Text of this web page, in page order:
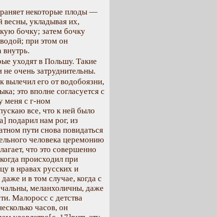
некоторые плоды —
укладывая их,
бочку; затем бочку
при этом он
внутрь.
уходят в Польшу. Такие
очень затруднительны.
вылечил его от водобоязни,
это вполне согласуется с
меня с г-ном
все, что к ней было
подарил нам рог, из
пути снова повидаться
человека церемонию
что это совершенно
происходил при
в нравах русских и
и в том случае, когда с
меланхоличны, даже
Малоросс с детства
часов, он